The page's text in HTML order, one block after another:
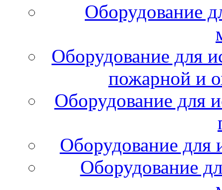
Оборудование
Оборудование для
пожарной и
Оборудование для
Оборудование для
Оборудование